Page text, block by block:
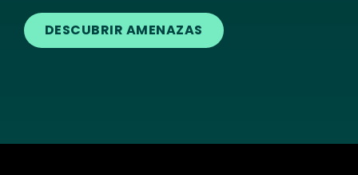
DESCUBRIR AMENAZAS